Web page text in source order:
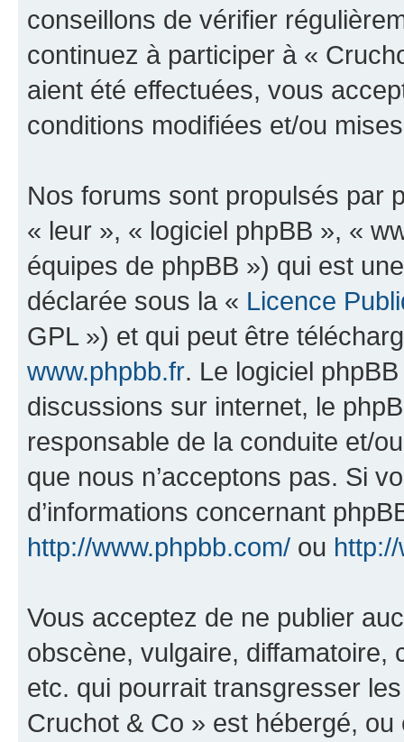
conseillons de vérifier
continuez à participer à «
aient été effectuées, vous
conditions modifiées et/ou
Nos forums sont propulsés par
« leur », « logiciel phpBB », «
équipes de phpBB ») qui est
déclarée sous la « Licence
GPL ») et qui peut être
www.phpbb.fr. Le logiciel
discussions sur internet, le
responsable de la conduite et/
que nous n’acceptons pas. Si
d’informations concernant
http://www.phpbb.com/ ou
Vous acceptez de ne publier
obscène, vulgaire, diffamatoire,
etc. qui pourrait transgresser
Cruchot & Co » est hébergé,